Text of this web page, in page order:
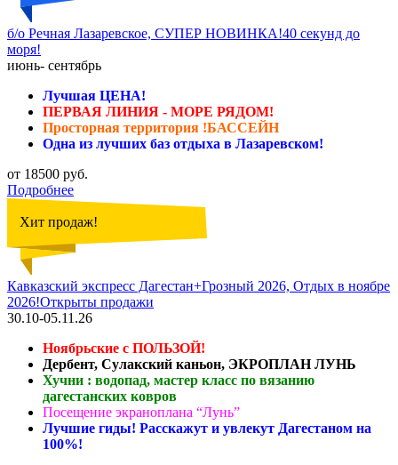
б/о Речная Лазаревское, СУПЕР НОВИНКА!40 секунд до
моря!
июнь- сентябрь
Лучшая ЦЕНА!
ПЕРВАЯ ЛИНИЯ - МОРЕ РЯДОМ!
Просторная территория !БАССЕЙН
Одна из лучших баз отдыха в Лазаревском!
от 18500 руб.
Подробнее
Хит продаж!
Кавказский экспресс Дагестан+Грозный 2026, Отдых в ноябре
2026!Открыты продажи
30.10-05.11.26
Ноябрьские с ПОЛЬЗОЙ!
Дербент, Сулакский каньон, ЭКРОПЛАН ЛУНЬ
Хучни : водопад, мастер класс по вязанию
дагестанских ковров
Посещение экраноплана “Лунь”
Лучшие гиды! Расскажут и увлекут Дагестаном на
100%!